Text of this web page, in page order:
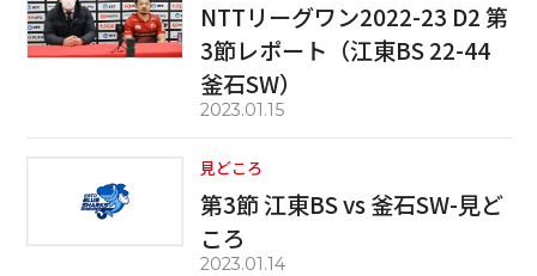
NTTリーグワン2022-23 D2 第
3節レポート（江東BS 22-44
釜石SW）
2023.01.15
見どころ
第3節 江東BS vs 釜石SW-見ど
ころ
2023.01.14